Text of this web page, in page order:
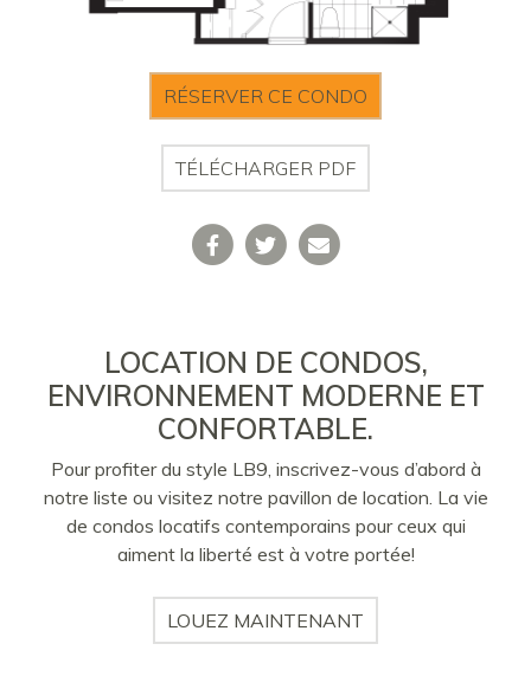
RÉSERVER CE CONDO
TÉLÉCHARGER PDF
LOCATION DE CONDOS,
ENVIRONNEMENT MODERNE ET
CONFORTABLE.
Pour profiter du style LB9, inscrivez-vous d’abord à
notre liste ou visitez notre pavillon de location. La vie
de condos locatifs contemporains pour ceux qui
aiment la liberté est à votre portée!
LOUEZ MAINTENANT